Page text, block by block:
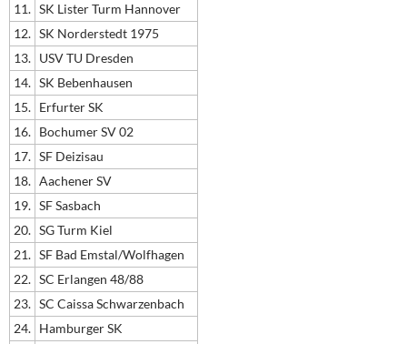
11. SK Lister Turm Hannover
12. SK Norderstedt 1975
13. USV TU Dresden
14. SK Bebenhausen
15. Erfurter SK
16. Bochumer SV 02
17. SF Deizisau
18. Aachener SV
19. SF Sasbach
20. SG Turm Kiel
21. SF Bad Emstal/Wolfhagen
22. SC Erlangen 48/88
23. SC Caissa Schwarzenbach
24. Hamburger SK